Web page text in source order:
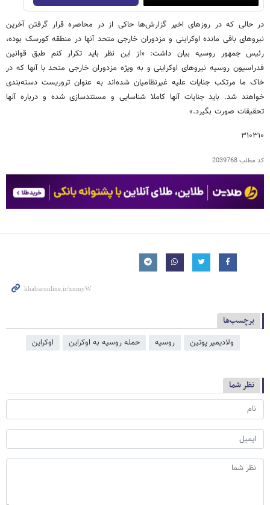
در حالی که در روزهای اخیر گزارش‌ها حاکی از در محاصره قرار گرفتن آخرین
نیروهای باقی مانده اوکراینی و مزدوران خارجی متحد آنها در منطقه کورسک بوده،
رئیس جمهور روسیه بیان داشت: «از این نظر باید تکرار کنم طبق قوانین
فدراسیون روسیه نیروهای اوکراینی و به ویژه مزدوران خارجی متحد با آنها که در
خاک ما مرتکب جنایات علیه غیرنظامیان شده‌اند به عنوان تروریست دسته‌بندی
خواهند شد. باید جنایات آنها کاملا شناسایی و مستندسازی شده و درباره آنها
تحقیقات صورت بگیرد.»
۳۱۰۳۱۰
کد مطلب2039768
برچسب‌ها
ولادیمیر پوتین روسیه حمله روسیه به اوکراین اوکراین
نظر شما